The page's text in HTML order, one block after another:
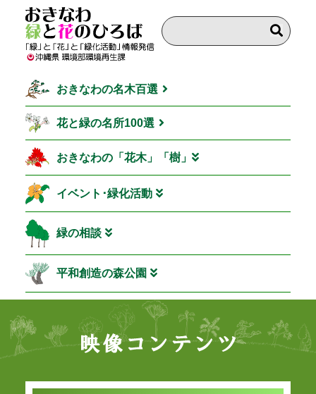
おきなわの名木百選
花と緑の名所100選
おきなわの「花木」「樹」
イベント･緑化活動
緑の相談
平和創造の森公園